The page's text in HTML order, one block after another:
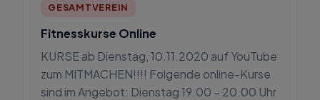
GESAMTVEREIN
Fitnesskurse Online
KURSE ab Dienstag, 10.11.2020 auf YouTube
zum MITMACHEN!!!! Folgende online-Kurse
sind im Angebot: Dienstag 19.00 – 20.00 Uhr